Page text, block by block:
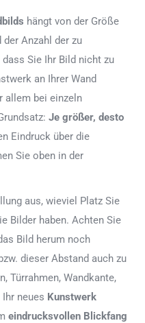
hängt von der Größe
der Anzahl der zu
Sie Ihr Bild nicht zu
an Ihrer Wand
allem bei einzeln
Je größer, desto
Eindruck über die
Sie oben in der
aus, wieviel Platz Sie
Bilder haben. Achten Sie
Bild herum noch
dieser Abstand auch zu
Türrahmen, Wandkante,
neues Kunstwerk
eindrucksvollen Blickfang